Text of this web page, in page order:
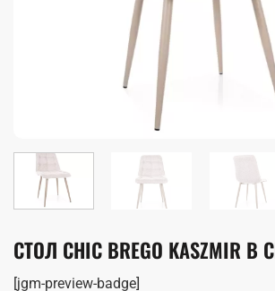
СТОЛ CHIC BREGO KASZMIR В
[jgm-preview-badge]